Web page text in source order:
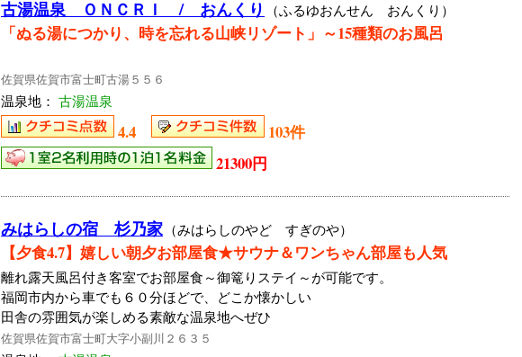
古湯温泉 ＯＮＣＲＩ / おんくり （ふるゆおんせん おんくり）
「ぬる湯につかり、時を忘れる山峡リゾート」～15種類のお風呂
佐賀県佐賀市富士町古湯５５６
温泉地： 古湯温泉
4.4
103件
21300円
みはらしの宿 杉乃家 （みはらしのやど すぎのや）
【夕食4.7】嬉しい朝夕お部屋食★サウナ＆ワンちゃん部屋も人気
離れ露天風呂付き客室でお部屋食～御篭りステイ～が可能です。
福岡市内から車でも６０分ほどで、どこか懐かしい
田舎の雰囲気が楽しめる素敵な温泉地へぜひ
佐賀県佐賀市富士町大字小副川２６３５